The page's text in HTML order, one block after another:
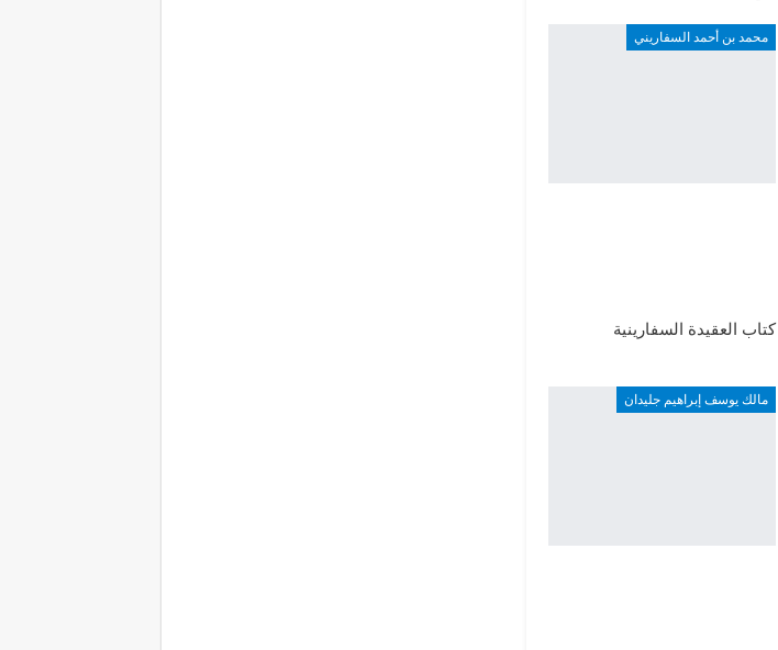
محمد بن أحمد السفاريني
كتاب العقيدة السفارينية
مالك يوسف إبراهيم جليدان